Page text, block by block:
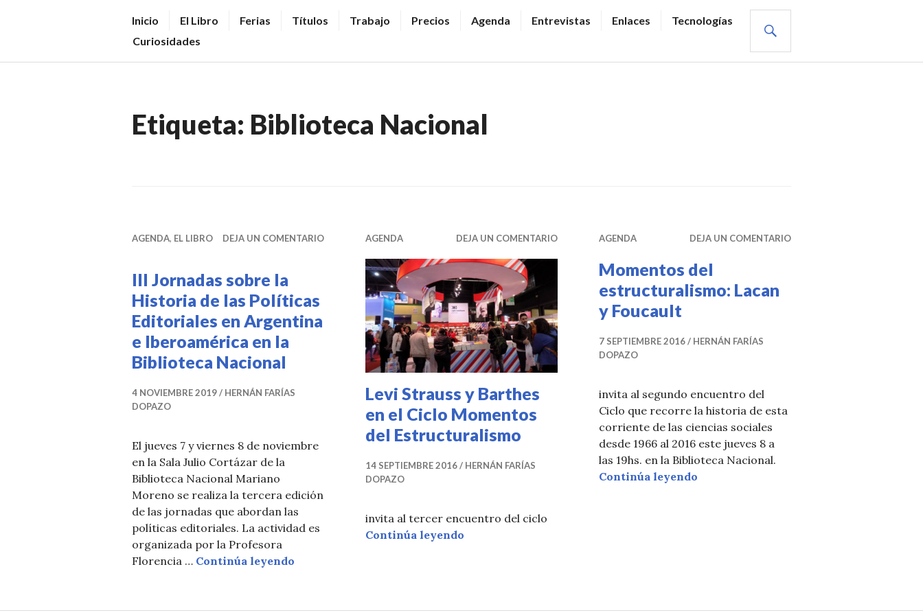
V
E
N
R
S
O
T
I
C
I
A
S
Inicio El Libro Ferias Títulos Trabajo Precios Agenda Entrevistas Enlaces
Tecnologías
Curiosidades
Etiqueta: Biblioteca Nacional
AGENDA, EL LIBRO DEJA UN COMENTARIO
III Jornadas sobre la
Historia de las Políticas
Editoriales en Argentina
e Iberoamérica en la
Biblioteca Nacional
4 NOVIEMBRE 2019
HERNÁN FARÍAS
DOPAZO
El jueves 7 y viernes 8 de noviembre
en la Sala Julio Cortázar de la
Biblioteca Nacional Mariano
Moreno se realiza la tercera edición
de las jornadas que abordan las
políticas editoriales. La actividad es
organizada por la Profesora
Florencia … Continúa leyendo
AGENDA DEJA UN COMENTARIO
Levi Strauss y Barthes
en el Ciclo Momentos
del Estructuralismo
14 SEPTIEMBRE 2016
HERNÁN FARÍAS
DOPAZO
invita al tercer encuentro del ciclo
Continúa leyendo
AGENDA DEJA UN COMENTARIO
Momentos del
estructuralismo: Lacan
y Foucault
7 SEPTIEMBRE 2016
HERNÁN FARÍAS
DOPAZO
invita al segundo encuentro del
Ciclo que recorre la historia de esta
corriente de las ciencias sociales
desde 1966 al 2016 este jueves 8 a
las 19hs. en la Biblioteca Nacional.
Continúa leyendo